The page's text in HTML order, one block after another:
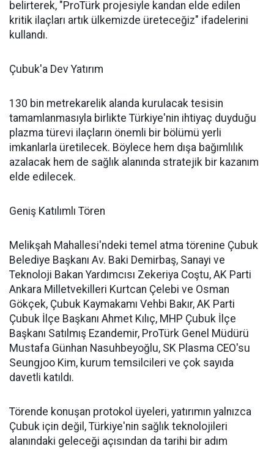
belirterek, "ProTürk projesiyle kandan elde edilen
kritik ilaçları artık ülkemizde üreteceğiz" ifadelerini
kullandı.
Çubuk'a Dev Yatırım
130 bin metrekarelik alanda kurulacak tesisin
tamamlanmasıyla birlikte Türkiye'nin ihtiyaç duyduğu
plazma türevi ilaçların önemli bir bölümü yerli
imkanlarla üretilecek. Böylece hem dışa bağımlılık
azalacak hem de sağlık alanında stratejik bir kazanım
elde edilecek.
Geniş Katılımlı Tören
Melikşah Mahallesi'ndeki temel atma törenine Çubuk
Belediye Başkanı Av. Baki Demirbaş, Sanayi ve
Teknoloji Bakan Yardımcısı Zekeriya Coştu, AK Parti
Ankara Milletvekilleri Kurtcan Çelebi ve Osman
Gökçek, Çubuk Kaymakamı Vehbi Bakır, AK Parti
Çubuk İlçe Başkanı Ahmet Kılıç, MHP Çubuk İlçe
Başkanı Satılmış Ezandemir, ProTürk Genel Müdürü
Mustafa Günhan Nasuhbeyoğlu, SK Plasma CEO'su
Seungjoo Kim, kurum temsilcileri ve çok sayıda
davetli katıldı.
Törende konuşan protokol üyeleri, yatırımın yalnızca
Çubuk için değil, Türkiye'nin sağlık teknolojileri
alanındaki geleceği açısından da tarihi bir adım